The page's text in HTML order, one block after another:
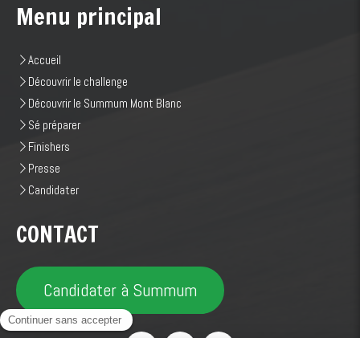
Menu principal
Accueil
Découvrir le challenge
Découvrir le Summum Mont Blanc
Sé préparer
Finishers
Presse
Candidater
CONTACT
Candidater à Summum